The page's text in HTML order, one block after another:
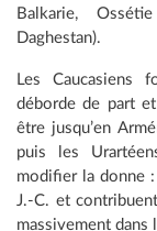
Balkarie,
Daghestan).
Les Caucasiens
déborde de part
être jusqu’en
puis les
modifier la donne
J.-C. et
massivement dans